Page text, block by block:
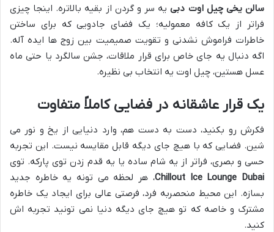
سالن یخی چیل اوت دبییه سر و گردن از بقیه بالاتره. اینجا چیزی
فراتر از یک کافه معمولیه؛ یک فضای جادویی که برای ساختن
خاطرات فراموش نشدنی و تقویت صمیمیت بین زوج ها ایده آله.
اگه دنبال یه جای خاص برای قرار ملاقات، جشن سالگرد یا حتی ماه
عسل هستین، چیل اوت یه انتخاب بی نظیره.
یک قرار عاشقانه در فضایی کاملاً متفاوت
فکرش رو بکنید، دست به دست هم، وارد دنیایی از یخ و نور می
شین. فضایی که با هیچ جای دیگه قابل مقایسه نیست. این تجربه
حسی و بصری، فراتر از یه شام ساده یا یه قدم زدن توی پارکه. توی
Chillout Ice Lounge Dubai، هر لحظه می تونه یه خاطره جدید
بسازه. این محیط منحصربه فرد، فرصتی عالی برای ایجاد یک خاطره
مشترک و خاصه که تو هیچ جای دیگه دنیا نمی تونید تجربه اش
کنید.